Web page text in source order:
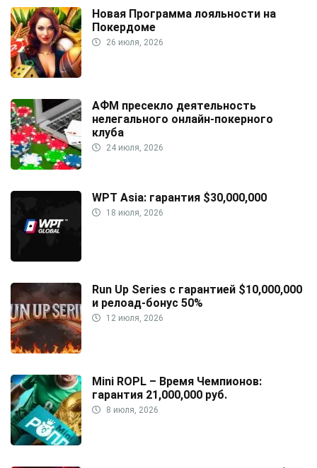
Новая Программа лояльности на
Покердоме
26 июля, 2026
АФМ пресекло деятельность
нелегального онлайн-покерного
клуба
24 июля, 2026
WPT Asia: гарантия $30,000,000
18 июля, 2026
Run Up Series с гарантией $10,000,000
и релоад-бонус 50%
12 июля, 2026
Mini ROPL – Время Чемпионов:
гарантия 21,000,000 руб.
8 июля, 2026